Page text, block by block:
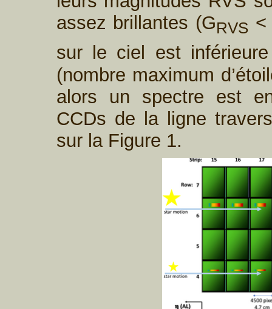
assez brillantes (GRVS <
sur le ciel est
(nombre maximum
alors un spectre est
CCDs de la ligne
sur la Figure 1.